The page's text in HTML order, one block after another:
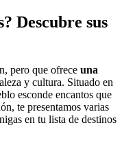
Descubre sus
pero que ofrece una
y cultura. Situado en
esconde encantos que
te presentamos varias
en tu lista de destinos